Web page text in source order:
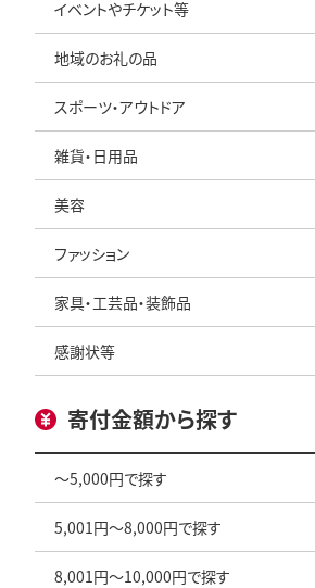
イベントやチケット等
地域のお礼の品
スポーツ・アウトドア
雑貨・日用品
美容
ファッション
家具・工芸品・装飾品
感謝状等
寄付金額から探す
～5,000円で探す
5,001円～8,000円で探す
8,001円～10,000円で探す